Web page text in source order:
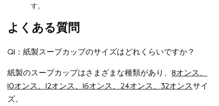
す。
よくある質問
Q1：紙製スープカップのサイズはどれくらいですか？
紙製のスープカップはさまざまな種類があり、 8オンス、
10オンス、12オンス、16オンス、24オンス、32オンスサイ
ズ。